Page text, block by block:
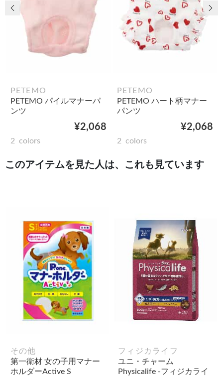
PETEMO
PETEMO パイルマナーパ
ンツ
¥2,068
2 colors
PETEMO
PETEMO ハート柄マナー
パンツ
¥2,068
2 colors
前の画像 次
このアイテムを見た人は、これも見ています
その他
第一衛材 女の子用マナー
ホルダーActive S
フィジカライフ
ユニ・チャーム
Physicalife -フィジカライ